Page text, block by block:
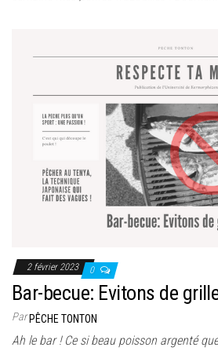
2 février 2023 0
Bar-becue: Evitons de
ParPÊCHE TONTON
Ah le bar ! Ce si beau poisson argenté